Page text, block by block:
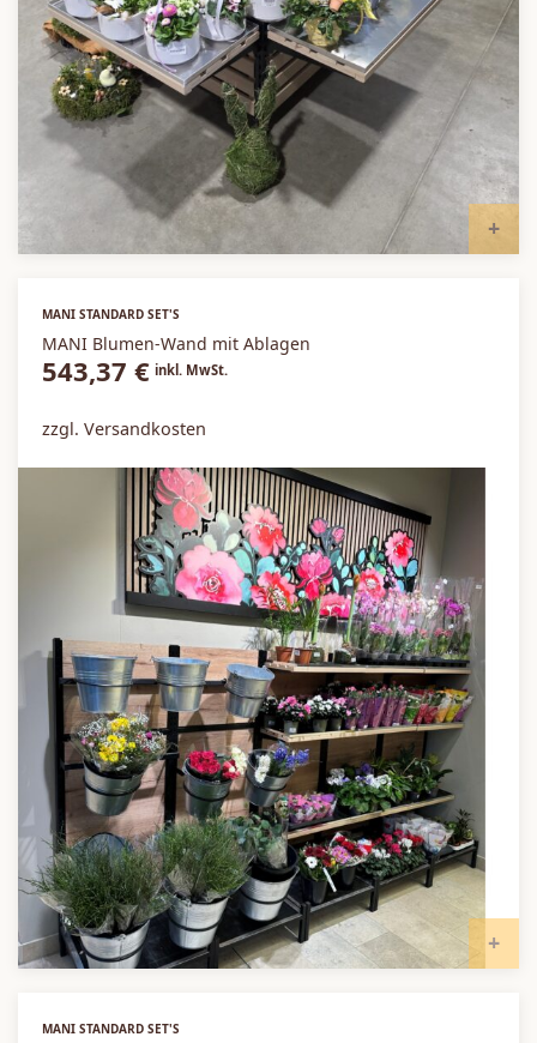
MANI STANDARD SET'S
MANI Blumen-Wand mit Ablagen
543,37 € inkl. MwSt.
zzgl. Versandkosten
MANI STANDARD SET'S